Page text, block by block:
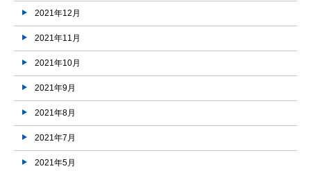
2021年12月
2021年11月
2021年10月
2021年9月
2021年8月
2021年7月
2021年5月